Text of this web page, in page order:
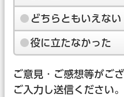
どちらともいえない
役に立たなかった
ご意見・ご感想等がご
ご入力し送信ください。